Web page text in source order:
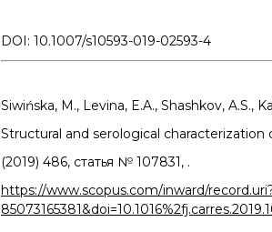
DOI: 10.1007/s10593-019-02593-4
Siwińska, M., Levina, E.A., Shashkov, A.S.,
Structural and serological
(2019) 486, статья № 107831, .
https://www.scopus.com/inward/